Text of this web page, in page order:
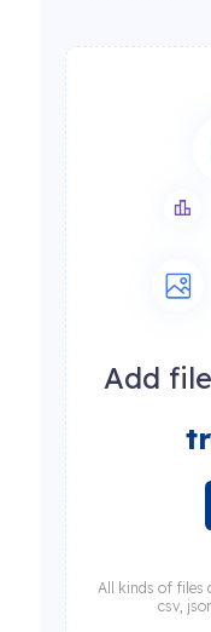
Add
All kinds of files
csv,